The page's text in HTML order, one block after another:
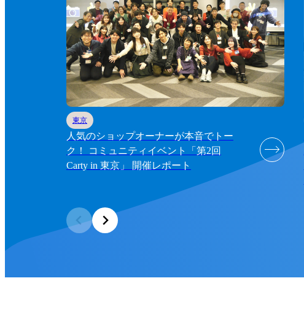
東京
人気のショップオーナーが本音でトー
ク！ コミュニティイベント「第2回
Carty in 東京」 開催レポート